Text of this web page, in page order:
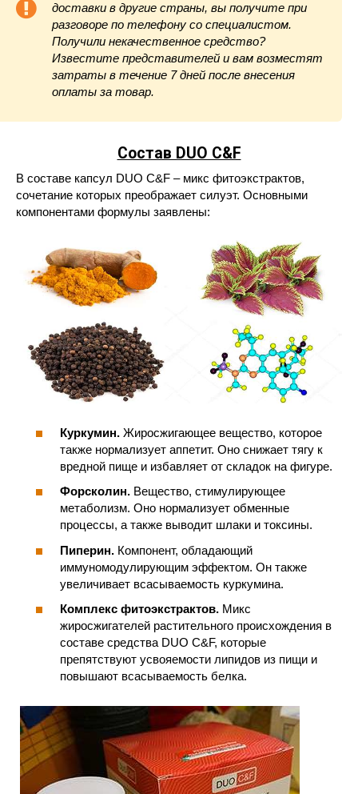
доставки в другие страны, вы получите при
разговоре по телефону со специалистом.
Получили некачественное средство?
Известите представителей и вам возместят
затраты в течение 7 дней после внесения
оплаты за товар.
Состав DUO C&F
В составе капсул DUO C&F – микс фитоэкстрактов,
сочетание которых преображает силуэт. Основными
компонентами формулы заявлены:
Куркумин. Жиросжигающее вещество, которое
также нормализует аппетит. Оно снижает тягу к
вредной пище и избавляет от складок на фигуре.
Форсколин. Вещество, стимулирующее
метаболизм. Оно нормализует обменные
процессы, а также выводит шлаки и токсины.
Пиперин. Компонент, обладающий
иммуномодулирующим эффектом. Он также
увеличивает всасываемость куркумина.
Комплекс фитоэкстрактов. Микс
жиросжигателей растительного происхождения в
составе средства DUO C&F, которые
препятствуют усвояемости липидов из пищи и
повышают всасываемость белка.